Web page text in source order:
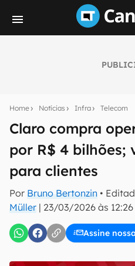
Home Notícias Infra Telecom
Claro compra
por R$ 4 bilhões;
para clientes
Por Bruno Bertonzin •
Müller | 23/03/2026 às 12:26
Assine
notícias e reviews sobre
E-mail
Confirmo que li, aceito e
Uso e Política de